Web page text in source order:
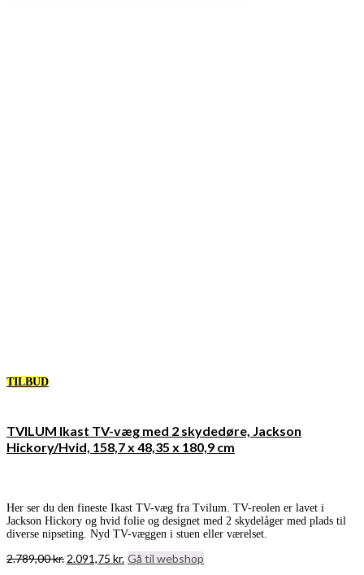
TILBUD
TVILUM Ikast TV-væg med 2 skydedøre, Jackson
Hickory/Hvid, 158,7 x 48,35 x 180,9 cm
Her ser du den fineste Ikast TV-væg fra Tvilum. TV-reolen er lavet i
Jackson Hickory og hvid folie og designet med 2 skydelåger med plads til
diverse nipseting. Nyd TV-væggen i stuen eller værelset.
2.789,00kr. Den
2.091,75 kr. Den
Gå til webshop